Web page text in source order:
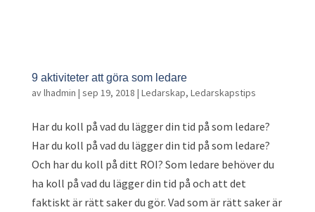
9 aktiviteter att göra som ledare
avlhadmin | sep 19, 2018 | Ledarskap, Ledarskapstips
Har du koll på vad du lägger din tid på som ledare?
Har du koll på vad du lägger din tid på som ledare?
Och har du koll på ditt ROI? Som ledare behöver du
ha koll på vad du lägger din tid på och att det
faktiskt är rätt saker du gör. Vad som är rätt saker är